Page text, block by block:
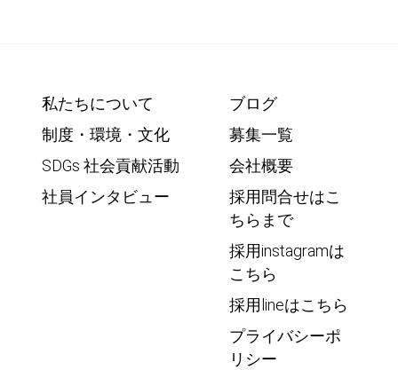
私たちについて
制度・環境・文化
SDGs 社会貢献活動
社員インタビュー
ブログ
募集一覧
会社概要
採用問合せはこ
ちらまで
採用instagramは
こちら
採用lineはこちら
プライバシーポ
リシー